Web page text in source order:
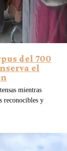
del 700
el
mientras
reconocibles y